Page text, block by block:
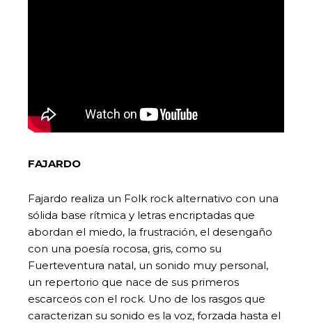
FAJARDO
Fajardo realiza un Folk rock alternativo con una
sólida base rítmica y letras encriptadas que
abordan el miedo, la frustración, el desengaño
con una poesía rocosa, gris, como su
Fuerteventura natal, un sonido muy personal,
un repertorio que nace de sus primeros
escarceos con el rock. Uno de los rasgos que
caracterizan su sonido es la voz, forzada hasta el